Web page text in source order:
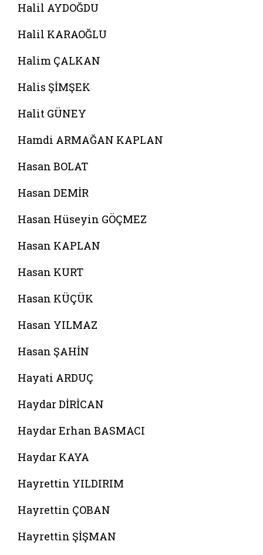
Halil AYDOĞDU
Halil KARAOĞLU
Halim ÇALKAN
Halis ŞİMŞEK
Halit GÜNEY
Hamdi ARMAĞAN KAPLAN
Hasan BOLAT
Hasan DEMİR
Hasan Hüseyin GÖÇMEZ
Hasan KAPLAN
Hasan KURT
Hasan KÜÇÜK
Hasan YILMAZ
Hasan ŞAHİN
Hayati ARDUÇ
Haydar DİRİCAN
Haydar Erhan BASMACI
Haydar KAYA
Hayrettin YILDIRIM
Hayrettin ÇOBAN
Hayrettin ŞİŞMAN